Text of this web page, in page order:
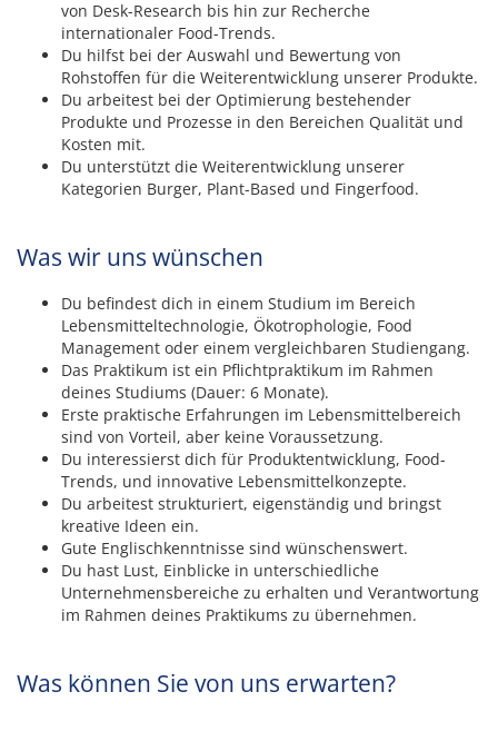
von Desk-Research bis hin zur Recherche
internationaler Food-Trends.
Du hilfst bei der Auswahl und Bewertung von
Rohstoffen für die Weiterentwicklung unserer Produkte.
Du arbeitest bei der Optimierung bestehender
Produkte und Prozesse in den Bereichen Qualität und
Kosten mit.
Du unterstützt die Weiterentwicklung unserer
Kategorien Burger, Plant-Based und Fingerfood.
Was wir uns wünschen
Du befindest dich in einem Studium im Bereich
Lebensmitteltechnologie, Ökotrophologie, Food
Management oder einem vergleichbaren Studiengang.
Das Praktikum ist ein Pflichtpraktikum im Rahmen
deines Studiums (Dauer: 6 Monate).
Erste praktische Erfahrungen im Lebensmittelbereich
sind von Vorteil, aber keine Voraussetzung.
Du interessierst dich für Produktentwicklung, Food-
Trends, und innovative Lebensmittelkonzepte.
Du arbeitest strukturiert, eigenständig und bringst
kreative Ideen ein.
Gute Englischkenntnisse sind wünschenswert.
Du hast Lust, Einblicke in unterschiedliche
Unternehmensbereiche zu erhalten und Verantwortung
im Rahmen deines Praktikums zu übernehmen.
Was können Sie von uns erwarten?